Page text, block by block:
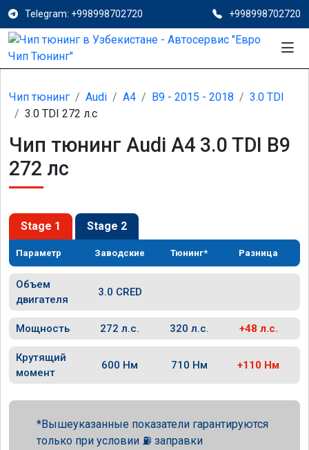
Telegram: +998998702720 +998998702720
Чип тюнинг Audi A4 B9 - 2015 - 2018
3.0 TDI
3.0 TDI 272 л.с
Чип тюнинг Audi A4 3.0 TDI B9
272 лс
Stage 1 Stage 2
Параметр Заводские Тюнинг* Разница
Объем
двигателя
3.0 CRED
Мощность 272 л.с. 320 л.с. +48 л.с.
Крутящий
момент
600 Нм 710 Нм +110 Нм
Вышеуказанные показатели гарантируются
только при условии ⛽ заправки